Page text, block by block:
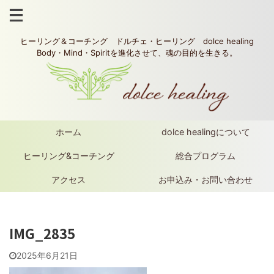
ヒーリング＆コーチング ドルチェ・ヒーリング dolce healing
Body・Mind・Spiritを進化させて、魂の目的を生きる。
ホーム dolce healingについて
ヒーリング&コーチング 総合プログラム
アクセス お申込み・お問い合わせ
IMG_2835
2025年6月21日